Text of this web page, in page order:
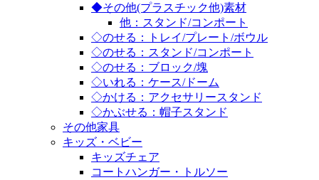
◆その他(プラスチック他)素材
他：スタンド/コンポート
◇のせる：トレイ/プレート/ボウル
◇のせる：スタンド/コンポート
◇のせる：ブロック/塊
◇いれる：ケース/ドーム
◇かける：アクセサリースタンド
◇かぶせる：帽子スタンド
その他家具
キッズ・ベビー
キッズチェア
コートハンガー・トルソー